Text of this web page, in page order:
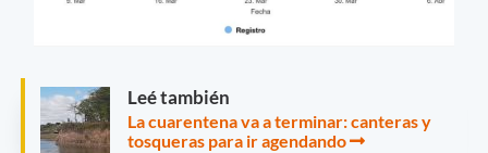
Leé también
La cuarentena va a terminar: canteras y
tosqueras para ir agendando